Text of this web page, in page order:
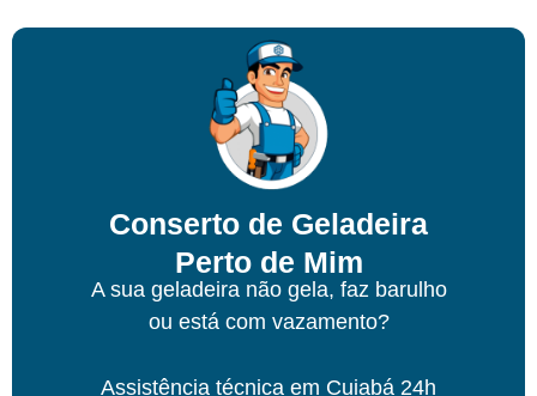
Conserto de Geladeira
Perto de Mim
A sua geladeira não gela, faz barulho
ou está com vazamento?
Assistência técnica em Cuiabá 24h